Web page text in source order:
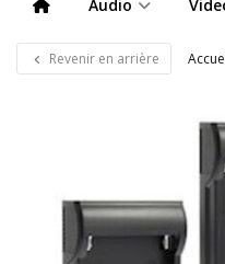
Audio
Revenir en arrière